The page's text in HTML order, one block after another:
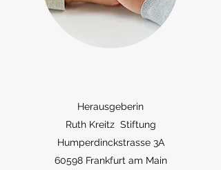
Herausgeberin
Ruth Kreitz Stiftung
Humperdinckstrasse 3A
60598 Frankfurt am Main